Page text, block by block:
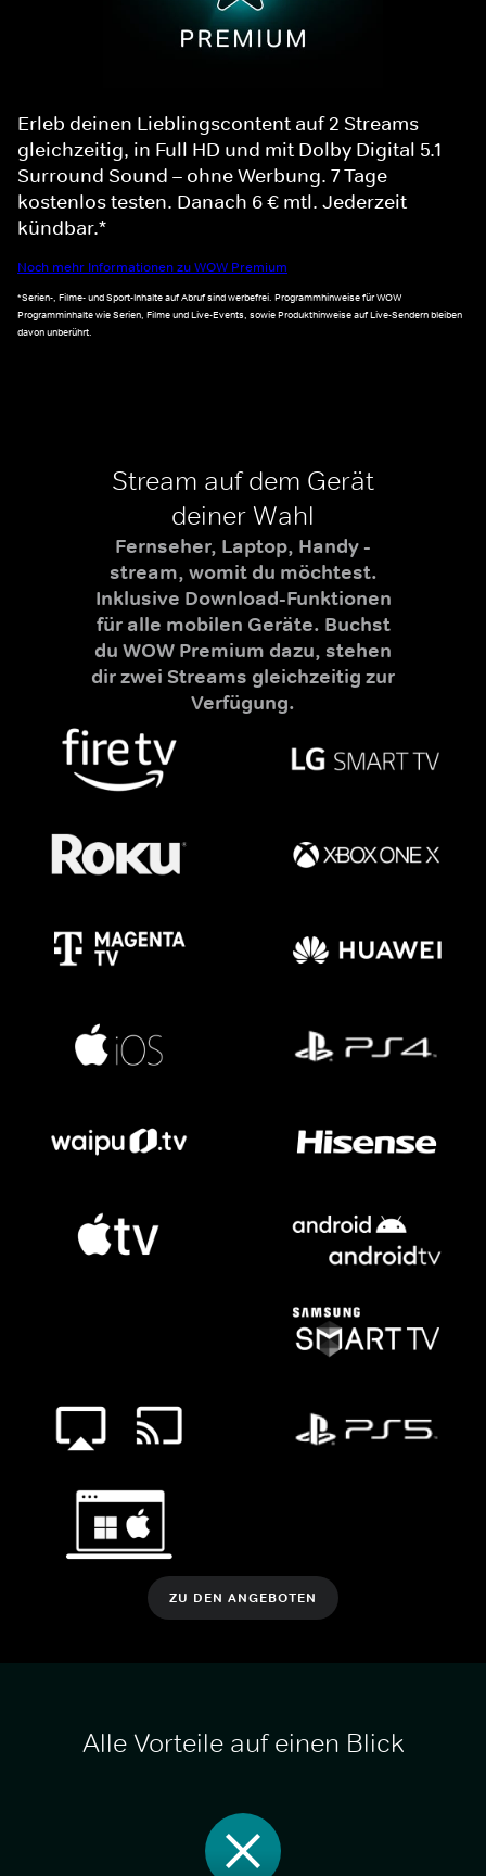
Erleb deinen Lieblingscontent auf 2 Streams
gleichzeitig, in Full HD und mit Dolby Digital 5.1
Surround Sound – ohne Werbung. 7 Tage
kostenlos testen. Danach 6 € mtl. Jederzeit
kündbar.*
Noch mehr Informationen zu WOW Premium
*Serien-, Filme- und Sport-Inhalte auf Abruf sind werbefrei. Programmhinweise für WOW
Programminhalte wie Serien, Filme und Live-Events, sowie Produkthinweise auf Live-Sendern bleiben
davon unberührt.
Stream auf dem Gerät
deiner Wahl
Fernseher, Laptop, Handy -
stream, womit du möchtest.
Inklusive Download-Funktionen
für alle mobilen Geräte. Buchst
du WOW Premium dazu, stehen
dir zwei Streams gleichzeitig zur
Verfügung.
ZU DEN ANGEBOTEN
Alle Vorteile auf einen Blick